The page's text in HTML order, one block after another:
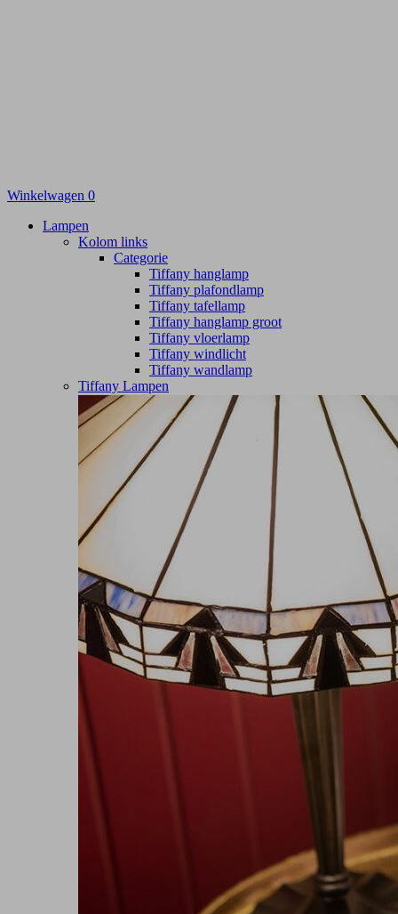
Winkelwagen 0
Lampen
Kolom links
Categorie
Tiffany hanglamp
Tiffany plafondlamp
Tiffany tafellamp
Tiffany hanglamp groot
Tiffany vloerlamp
Tiffany windlicht
Tiffany wandlamp
Tiffany Lampen